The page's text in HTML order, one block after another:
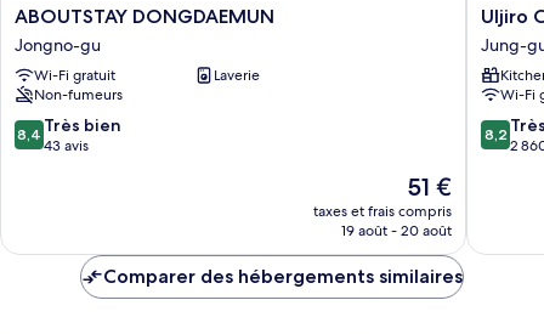
ABOUTSTAY
DONGDAEMUN
Jongno-
gu
ABOUTSTAY DONGDAEMUN
Jongno-gu
Wi-Fi gratuit
Laverie
Non-fumeurs
8.4
sur
8,4 Très bien
43 avis
Le
nouveau
prix
de
51 €
taxes et frais compris
19 août - 20 août
Uljiro
Co-
Op
Jung-
gu
Uljiro
Jung-
Wi-Fi
8.2
sur
8,2
2
Comparer des hébergements similaires